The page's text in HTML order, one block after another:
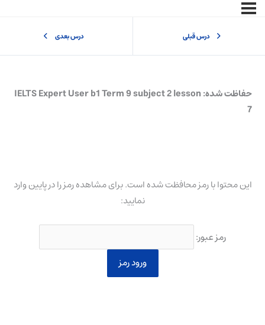
درس قبلی درس بعدی
حفاظت شده: IELTS Expert User b1 Term 9 subject 2 lesson
7
این محتوا با رمز محافظت شده است. برای مشاهده رمز را در پایین وارد
نمایید:
رمز عبور: